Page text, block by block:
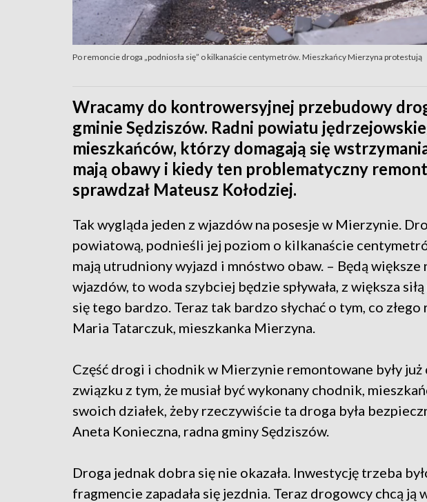
Po remoncie droga „podniosła się” o kilkanaście centymetrów. Mieszkańcy Mierzyna protestują
Wracamy do kontrowersyjnej przebudowy
gminie Sędziszów. Radni powiatu
mieszkańców, którzy domagają się
mają obawy i kiedy ten problematyczny
sprawdzał Mateusz Kołodziej.
Tak wygląda jeden z wjazdów na posesje w Mierzynie.
powiatową, podnieśli jej poziom o kilkanaście
mają utrudniony wyjazd i mnóstwo obaw. – Będą większe
wjazdów, to woda szybciej będzie spływała, z większa
się tego bardzo. Teraz tak bardzo słychać o tym, co
Maria Tatarczuk, mieszkanka Mierzyna.
Część drogi i chodnik w Mierzynie remontowane były
związku z tym, że musiał być wykonany chodnik,
swoich działek, żeby rzeczywiście ta droga była
Aneta Konieczna, radna gminy Sędziszów.
Droga jednak dobra się nie okazała. Inwestycję trzeba
fragmencie zapadała się jezdnia. Teraz drogowcy chcą